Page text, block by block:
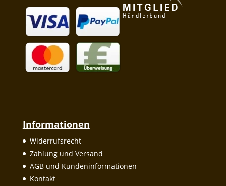
Informationen
Widerrufsrecht
Zahlung und Versand
AGB und Kundeninformationen
Kontakt